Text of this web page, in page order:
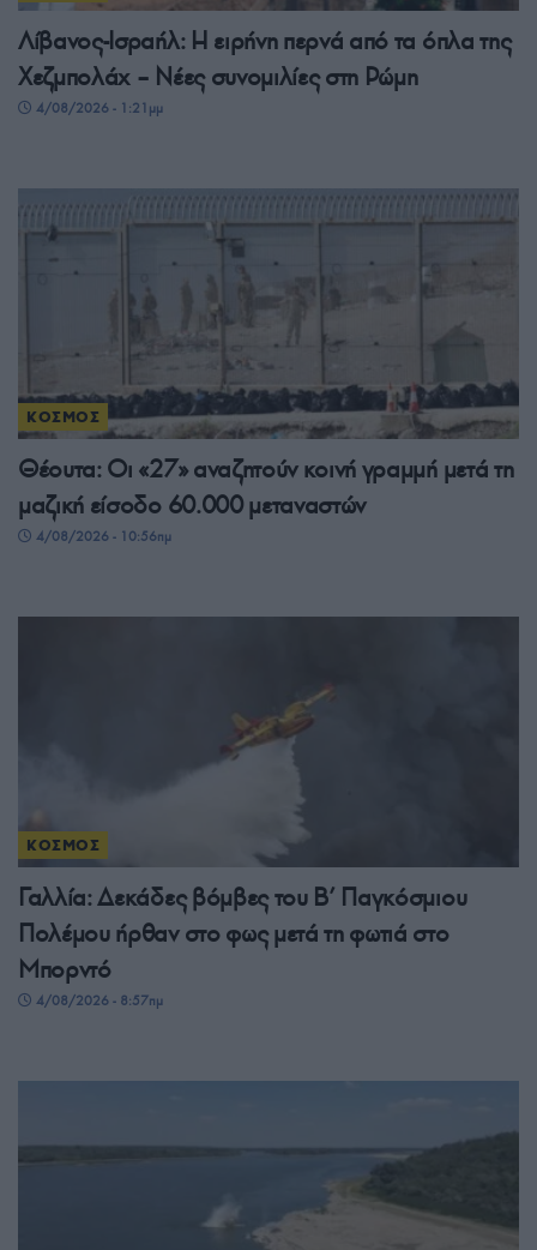
Λίβανος-Ισραήλ: Η ειρήνη περνά από τα όπλα της
Χεζμπολάχ – Νέες συνομιλίες στη Ρώμη
4/08/2026 - 1:21μμ
ΚΟΣΜΟΣ
Θέουτα: Οι «27» αναζητούν κοινή γραμμή μετά τη
μαζική είσοδο 60.000 μεταναστών
4/08/2026 - 10:56πμ
ΚΟΣΜΟΣ
Γαλλία: Δεκάδες βόμβες του Β’ Παγκόσμιου
Πολέμου ήρθαν στο φως μετά τη φωτιά στο
Μπορντό
4/08/2026 - 8:57πμ